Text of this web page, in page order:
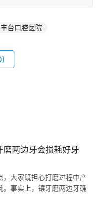
台口腔医院
两边牙会损耗好牙
大家既担心打磨过程中产
。事实上，镶牙磨两边牙确